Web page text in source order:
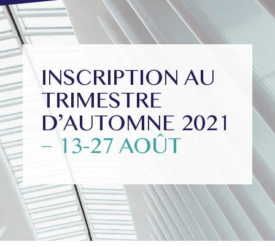
INSCRIPTION AU
TRIMESTRE
D’AUTOMNE 2021
– 13-27 AOÛT